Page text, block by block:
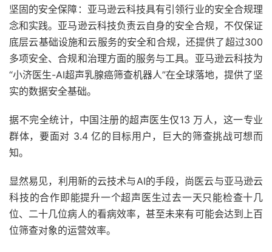
坚固的安全保障：亚马逊云科技具有引领行业的安全合规理
念和实践。亚马逊云科技负责云自身的安全合规，不仅保证
底层云基础设施和云服务的安全和合规，还提供了超过300
多项安全、合规和治理方面的服务与工具。亚马逊云科技为
“小济医生-AI超声乳腺癌筛查机器人”在全球落地，提供了坚
实的数据安全基础。
据不完全统计，中国注册的超声医生仅13 万人，这一专业
群体，要面对 3.4 亿的目标用户，巨大的筛查挑战可想而
知。
显然易见，利用新的云技术与AI的手段，尚医云与亚马逊云
科技的合作即能提升一个超声医生过去一天只能检查十几
位、二十几位病人的看病效率，甚至未来有可能会达到上百
位筛查对象的运营效率。